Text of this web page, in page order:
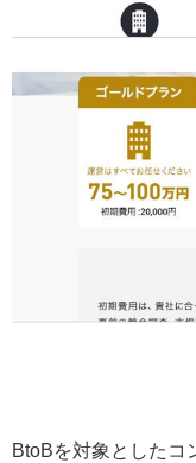
BtoBを対象としたコ